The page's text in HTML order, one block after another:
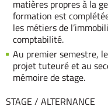
matières propres à la
formation est
les métiers de
comptabilité.
Au premier semestre,
projet tuteuré et au
mémoire de stage.
STAGE / ALTERNANCE